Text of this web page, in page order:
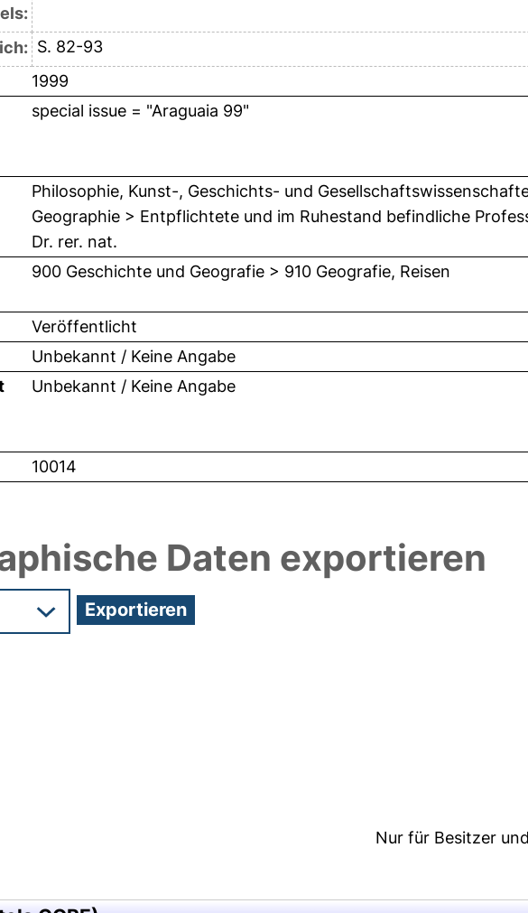
S. 82-93
1999
special issue = "Araguaia 99"
Philosophie, Kunst-, Geschichts- und
Geographie > Entpflichtete und im Ruhestand befindliche
Dr. rer. nat.
900 Geschichte und Geografie > 910 Geografie, Reisen
Veröffentlicht
Unbekannt / Keine Angabe
Unbekannt / Keine Angabe
10014
Daten exportieren
Nur für Besitzer